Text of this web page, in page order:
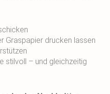
Graspapier drucken lassen
stilvoll – und gleichzeitig